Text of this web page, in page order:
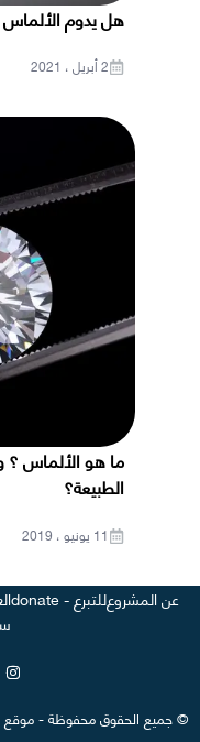
هل يدوم الألماس
2 أبريل ، 2021
ما هو الألماس
الطبيعة؟
11 يونيو ، 2019
عن المشروعللتبرع - donate
©جميع الحقوق محفوظة-موقع